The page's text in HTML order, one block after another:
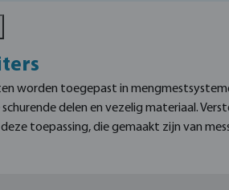
worden toegepast in
delen en vezelig materiaal.
toepassing, die gemaakt zijn van